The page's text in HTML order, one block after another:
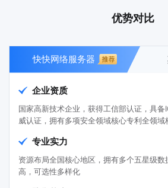
优势对比
快快网络服务器
企业资质
国家高新技术企业，获得工信部认证，具备
威认证，拥有多项安全领域核心专利全领
专业实力
资源布局全国核心地区，拥有多个五星级
高，可选性多样化